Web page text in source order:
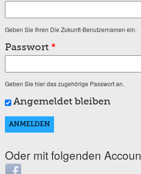
Geben Sie Ihren Die Zukunft-Benutzernamen ein.
Passwort *
Geben Sie hier das zugehörige Passwort an.
Angemeldet bleiben
Oder mit folgenden
Login with Facebook